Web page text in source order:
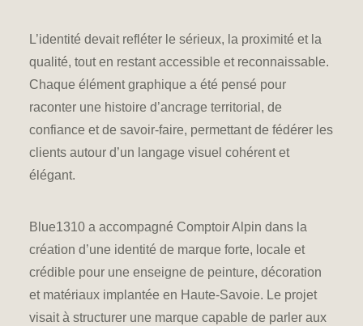
L’identité devait refléter le sérieux, la proximité et la
qualité, tout en restant accessible et reconnaissable.
Chaque élément graphique a été pensé pour
raconter une histoire d’ancrage territorial, de
confiance et de savoir-faire, permettant de fédérer les
clients autour d’un langage visuel cohérent et
élégant.
Blue1310 a accompagné Comptoir Alpin dans la
création d’une identité de marque forte, locale et
crédible pour une enseigne de peinture, décoration
et matériaux implantée en Haute-Savoie. Le projet
visait à structurer une marque capable de parler aux